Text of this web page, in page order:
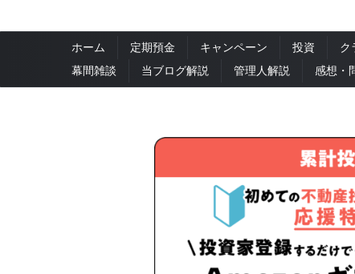
ホーム 定期預金 キャンペーン 投資 ク
幕間雑談
当ブログ解説 管理人解説 感想・